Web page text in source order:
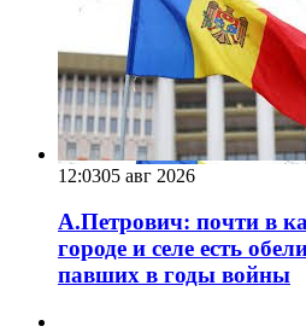
12:0305 авг 2026
А.Петрович: почти в
городе и селе есть
павших в годы войны